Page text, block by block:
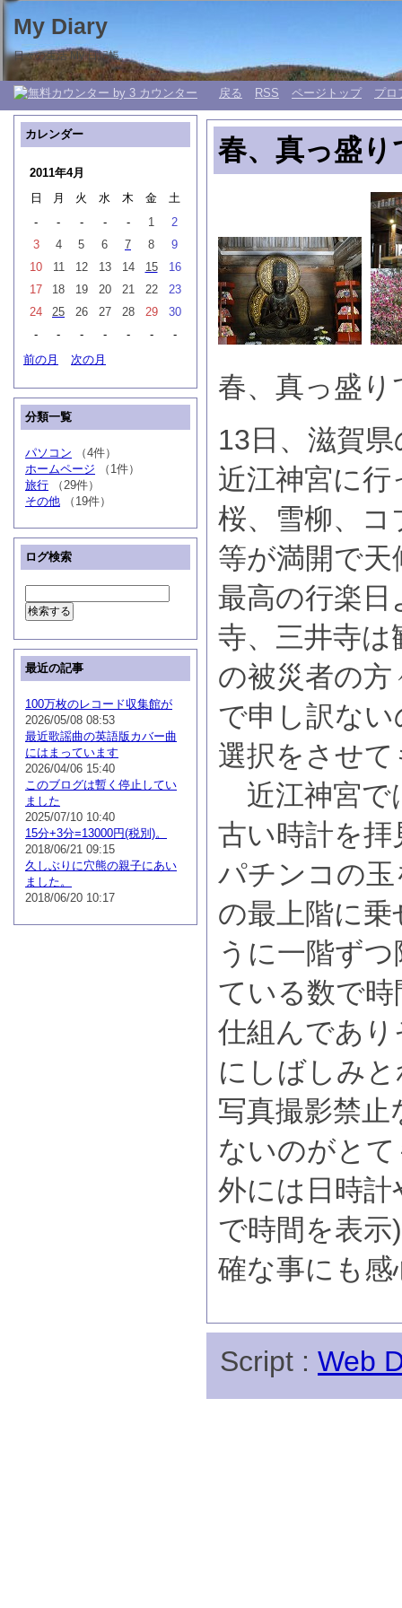
My Diary
日々の生活 My 日記帳。
戻る RSS ページトップ プロ
春、真っ盛り
春、真っ盛り
13日、滋賀
近江神宮に
桜、雪柳、
等が満開で
最高の行楽
寺、三井寺は
の被災者の
で申し訳な
選択をさせ
近江神宮で
古い時計を
パチンコの
の最上階に
うに一階ず
ている数で
仕組んであ
にしばしみ
写真撮影禁
ないのがと
外には日時
で時間を表
確な事にも
カレンダー
2011年4月
日
月 火 水 木 金
土
-
- - - - 1
2
3
4 5 6 7 8
9
10
11 12 13 14 15
16
17
18 19 20 21 22
23
24
25 26 27 28 29
30
-
- - - - -
-
前の月
次の月
分類一覧
パソコン （4件）
ホームページ （1件）
旅行 （29件）
その他 （19件）
ログ検索
最近の記事
100万枚のレコード収集館が
2026/05/08 08:53
最近歌謡曲の英語版カバー曲
にはまっています
2026/04/06 15:40
このブログは暫く停止してい
ました
2025/07/10 10:40
15分+3分=13000円(税別)。
2018/06/21 09:15
久しぶりに穴熊の親子にあい
ました。
2018/06/20 10:17
Script : Web